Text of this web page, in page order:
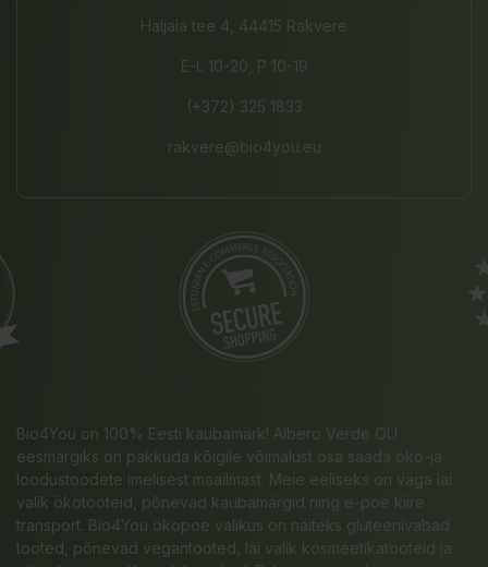
Haljala tee 4, 44415 Rakvere
E-L 10-20, P 10-19
(+372) 325 1833
rakvere@bio4you.eu
Bio4You on 100% Eesti kaubamärk! Albero Verde OÜ
eesmärgiks on pakkuda kõigile võimalust osa saada öko-ja
loodustoodete imelisest maailmast. Meie eeliseks on väga lai
valik ökotooteid, põnevad kaubamärgid ning e-poe kiire
transport. Bio4You ökopoe valikus on näiteks gluteenivabad
tooted, põnevad vegantooted, lai valik kosmeetikatooteid ja